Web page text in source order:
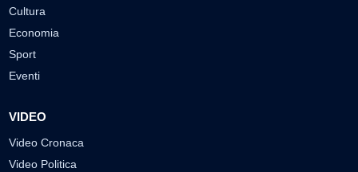
Cultura
Economia
Sport
Eventi
VIDEO
Video Cronaca
Video Politica